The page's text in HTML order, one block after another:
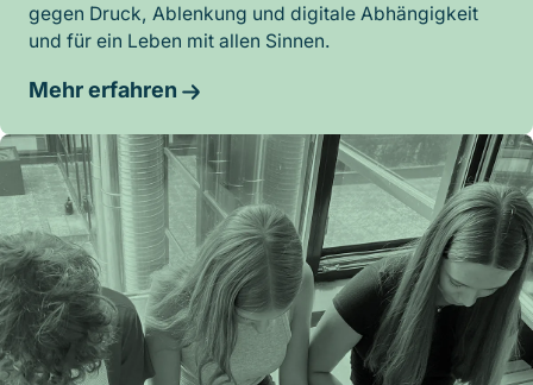
gegen Druck, Ablenkung und digitale Abhängigkeit
und für ein Leben mit allen Sinnen.
Mehr erfahren